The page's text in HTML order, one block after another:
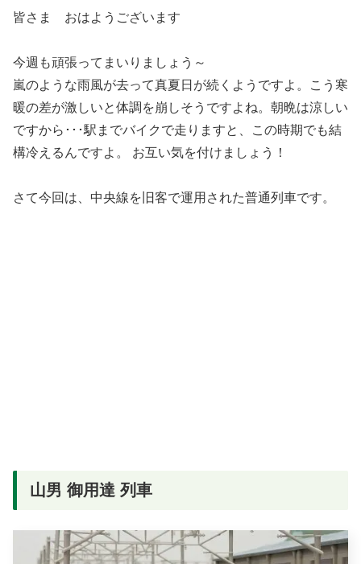
皆さま おはようございます
今週も頑張ってまいりましょう～
嵐のような雨風が去って真夏日が続くようですよ。こう寒
暖の差が激しいと体調を崩しそうですよね。朝晩は涼しい
ですから･･･駅までバイクで走りますと、この時期でも結
構冷えるんですよ。 お互い気を付けましょう！
さて今回は、中央線を旧客で運用された普通列車です。
山男 御用達 列車